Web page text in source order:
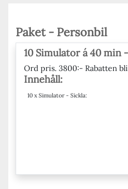
Paket - Personbil
10 Simulator á 40 min
Ord pris. 3800:- Rabatten
Innehåll:
10 x Simulator - Sickla: